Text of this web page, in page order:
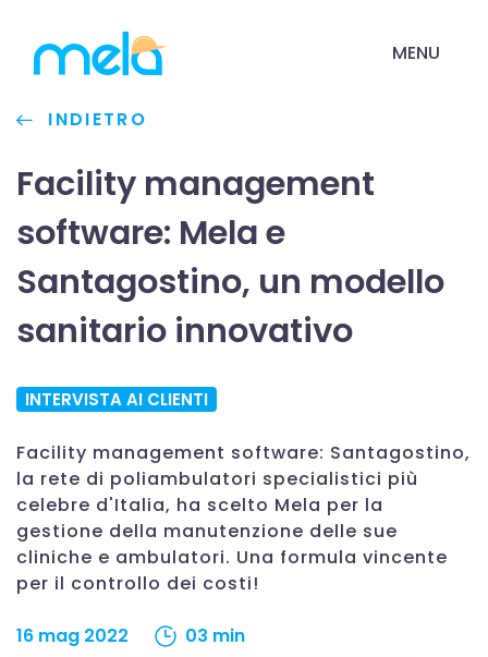
MENU
INDIETRO
Facility management
software: Mela e
Santagostino, un modello
sanitario innovativo
INTERVISTA AI CLIENTI
Facility management software: Santagostino,
la rete di poliambulatori specialistici più
celebre d'Italia, ha scelto Mela per la
gestione della manutenzione delle sue
cliniche e ambulatori. Una formula vincente
per il controllo dei costi!
16 mag 2022 03 min